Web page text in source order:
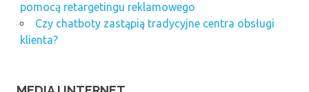
pomocą retargetingu reklamowego
Czy chatboty zastąpią tradycyjne centra obsługi
klienta?